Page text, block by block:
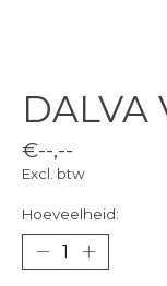
DALVA
€--,--
Excl. btw
Hoeveelheid: